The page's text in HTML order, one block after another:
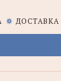
ДОСТАВКА